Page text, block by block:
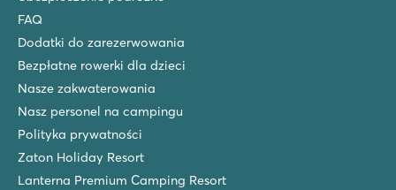
FAQ
Dodatki do zarezerwowania
Bezpłatne rowerki dla dzieci
Nasze zakwaterowania
Nasz personel na campingu
Polityka prywatności
Zaton Holiday Resort
Lanterna Premium Camping Resort